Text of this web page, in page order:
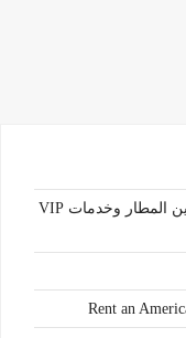
ايجار مرسيدس V_Class في مصر: ليموزين المطار وخدمات VIP
Rent an